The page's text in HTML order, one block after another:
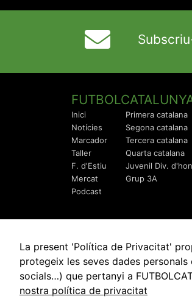
Inici
Notícies
Marcador
Taller
F. d'Estiu
Mercat
Podcast
Primera catalana
Segona catalana
Tercera catalana
Quarta catalana
Juvenil Div.
Grup 3A
© 2010 - 2026
La present 'Política de Privacitat'
protegeix les seves dades
socials…) que pertanyi a
nostra política de privacitat